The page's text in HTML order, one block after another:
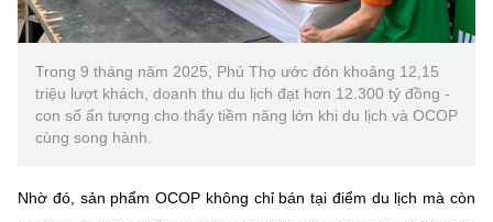
Trong 9 tháng năm 2025, Phú Thọ ước đón khoảng 12,15
triệu lượt khách, doanh thu du lịch đạt hơn 12.300 tỷ đồng -
con số ấn tượng cho thấy tiềm năng lớn khi du lịch và OCOP
cùng song hành.
Nhờ đó, sản phẩm OCOP không chỉ bán tại điểm du lịch mà còn